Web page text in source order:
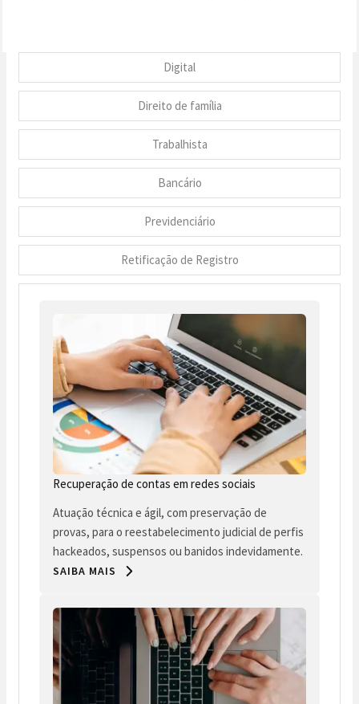
Digital
Direito de família
Trabalhista
Bancário
Previdenciário
Retificação de Registro
Recuperação de contas em redes sociais
Atuação técnica e ágil, com preservação de
provas, para o reestabelecimento judicial de perfis
hackeados, suspensos ou banidos indevidamente.
SAIBA MAIS